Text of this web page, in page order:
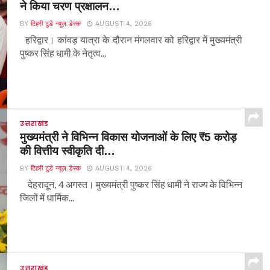
ने किया चरण प्रक्षालन…
BYटिहरी टुडे न्यूज़ डेस्क AUGUST 4, 2026
हरिद्वार। कांवड़ यात्रा के दौरान मंगलवार को हरिद्वार में मुख्यमंत्री
पुष्कर सिंह धामी के नेतृत्व...
उत्तराखंड
मुख्यमंत्री ने विभिन्न विकास योजनाओं के लिए ₹5 करोड़
की वित्तीय स्वीकृति दी…
BYटिहरी टुडे न्यूज़ डेस्क AUGUST 4, 2026
देहरादून, 4 अगस्त। मुख्यमंत्री पुष्कर सिंह धामी ने राज्य के विभिन्न
जिलों में धार्मिक...